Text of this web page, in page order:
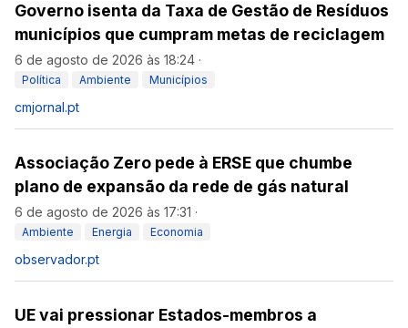
Governo isenta da Taxa de Gestão de Resíduos
municípios que cumpram metas de reciclagem
6 de agosto de 2026 às 18:24 ·
Política Ambiente Municípios
cmjornal.pt
Associação Zero pede à ERSE que chumbe
plano de expansão da rede de gás natural
6 de agosto de 2026 às 17:31 ·
Ambiente Energia Economia
observador.pt
UE vai pressionar Estados-membros a